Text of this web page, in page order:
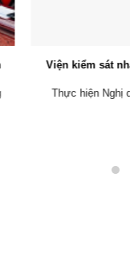
Viện kiểm sát nhân
Thực hiện Nghị